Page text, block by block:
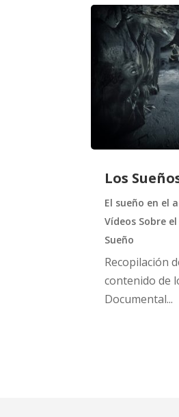
Los
El sueño en el
Vídeos Sobre
Sueño
Recopilación
contenido de
Documental...